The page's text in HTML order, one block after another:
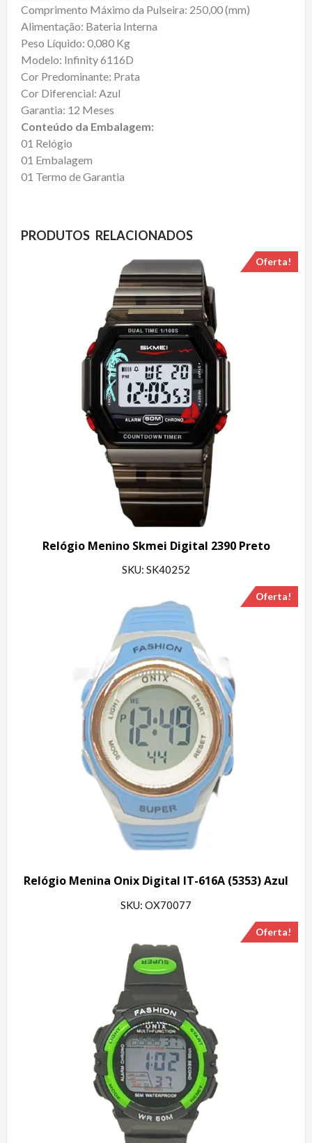
Comprimento Máximo da Pulseira: 250,00 (mm)
Alimentação: Bateria Interna
Peso Líquido: 0,080 Kg
Modelo: Infinity 6116D
Cor Predominante: Prata
Cor Diferencial: Azul
Garantia: 12 Meses
Conteúdo da Embalagem:
01 Relógio
01 Embalagem
01 Termo de Garantia
PRODUTOS RELACIONADOS
Oferta!
Relógio Menino Skmei Digital 2390 Preto
SKU: SK40252
Oferta!
Relógio Menina Onix Digital IT-616A (5353) Azul
SKU: OX70077
Oferta!